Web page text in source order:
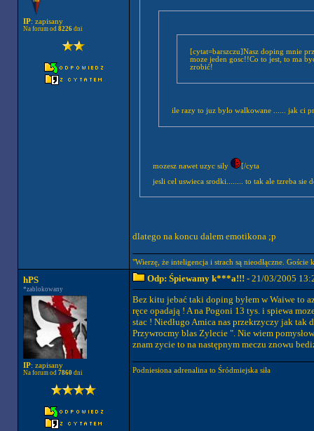
IP: zapisany
Na forum od 8226dni
[cytat=barszczu]Nasz doping mnie
moze jeden gosc!!Co to jest, to ma
zrobić!
ile razy to juz bylo walkowane ...... jak ci
mozesz nawet uzyc sily
[/cyta
jesli cel uswieca srodki........ to tak ale tzreba sie
dlatego na koncu dalem emotikona ;p
"Wierzę, że inteligencja i strach są nieodłączne.
hPS
*zablokowany
IP: zapisany
Na forum od 7860dni
Odp: Śpiewamy k***a!!! - 21/03/2005
Bez kitu jebać taki doping byłem w Waiwe to
ręce opadają ! A na Pogoni 13 tys. i spiewa
stac ! Niedługo Amica nas przekrzyczy jak
Przywrocmy blas Zylecie ". Nie wiem
znam zycie to na następnym meczu znowu
Podniesiona adrenalina to Śródmiejska siła